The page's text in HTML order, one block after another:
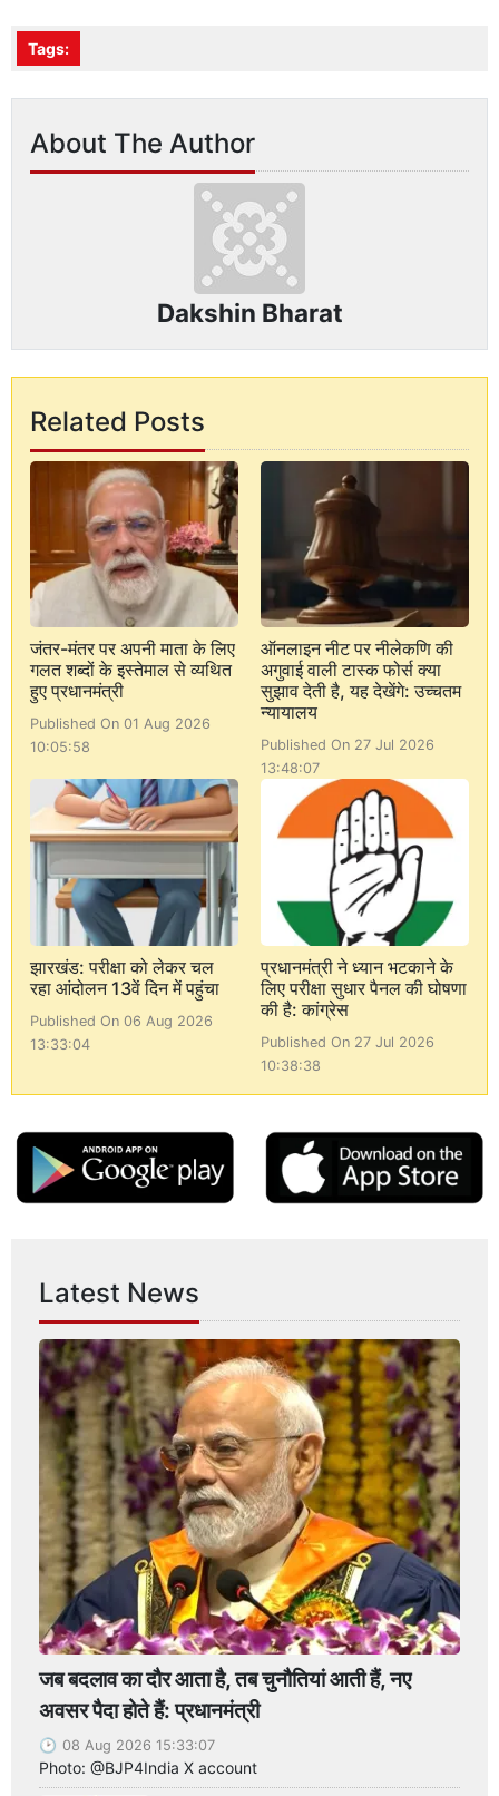
Tags:
About The Author
Dakshin Bharat
Related Posts
जंतर-मंतर पर अपनी माता के लिए
गलत शब्दों के इस्तेमाल से व्यथित
हुए प्रधानमंत्री
Published On 01 Aug 2026
10:05:58
ऑनलाइन नीट पर नीलेकणि की
अगुवाई वाली टास्क फोर्स क्या
सुझाव देती है, यह देखेंगे: उच्चतम
न्यायालय
Published On 27 Jul 2026
13:48:07
झारखंड: परीक्षा को लेकर चल
रहा आंदोलन 13वें दिन में पहुंचा
Published On 06 Aug 2026
13:33:04
प्रधानमंत्री ने ध्यान भटकाने के
लिए परीक्षा सुधार पैनल की घोषणा
की है: कांग्रेस
Published On 27 Jul 2026
10:38:38
Latest News
जब बदलाव का दौर आता है, तब चुनौतियां आती हैं, नए
अवसर पैदा होते हैं: प्रधानमंत्री
08 Aug 2026 15:33:07
Photo: @BJP4India X account